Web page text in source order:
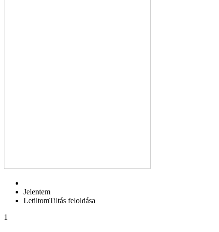
Jelentem
LetiltomTiltás feloldása
1